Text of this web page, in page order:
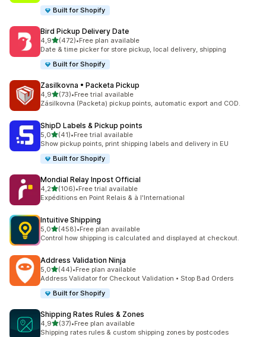
Built for Shopify
Bird Pickup Delivery Date
4,9stelle su 5
(472)
472 recensioni totali
•Free plan available
Date & time picker for store pickup, local delivery, shipping
Built for Shopify
Zasilkovna • Packeta Pickup
4,9stelle su 5
(73)
73 recensioni totali
•Free trial available
Zásilkovna (Packeta) pickup points, automatic export and COD.
ShipD Labels & Pickup points
5,0stelle su 5
(41)
41 recensioni totali
•Free trial available
Show pickup points, print shipping labels and delivery in EU
Built for Shopify
Mondial Relay Inpost Official
4,2stelle su 5
(106)
106 recensioni totali
•Free trial available
Expéditions en Point Relais & à l'International
Intuitive Shipping
5,0stelle su 5
(458)
458 recensioni totali
•Free plan available
Control how shipping is calculated and displayed at checkout.
Address Validation Ninja
5,0stelle su 5
(44)
44 recensioni totali
•Free plan available
Address Validator for Checkout Validation • Stop Bad Orders
Built for Shopify
Shipping Rates Rules & Zones
4,9stelle su 5
(37)
37 recensioni totali
•Free plan available
Shipping rates rules & custom shipping zones by postcodes